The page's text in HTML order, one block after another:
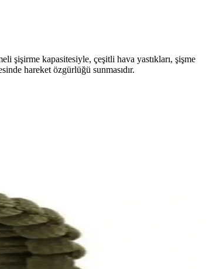
şişirme kapasitesiyle, çeşitli hava yastıkları, şişme
hareket özgürlüğü sunmasıdır.
bir çözümdür.
sunar.